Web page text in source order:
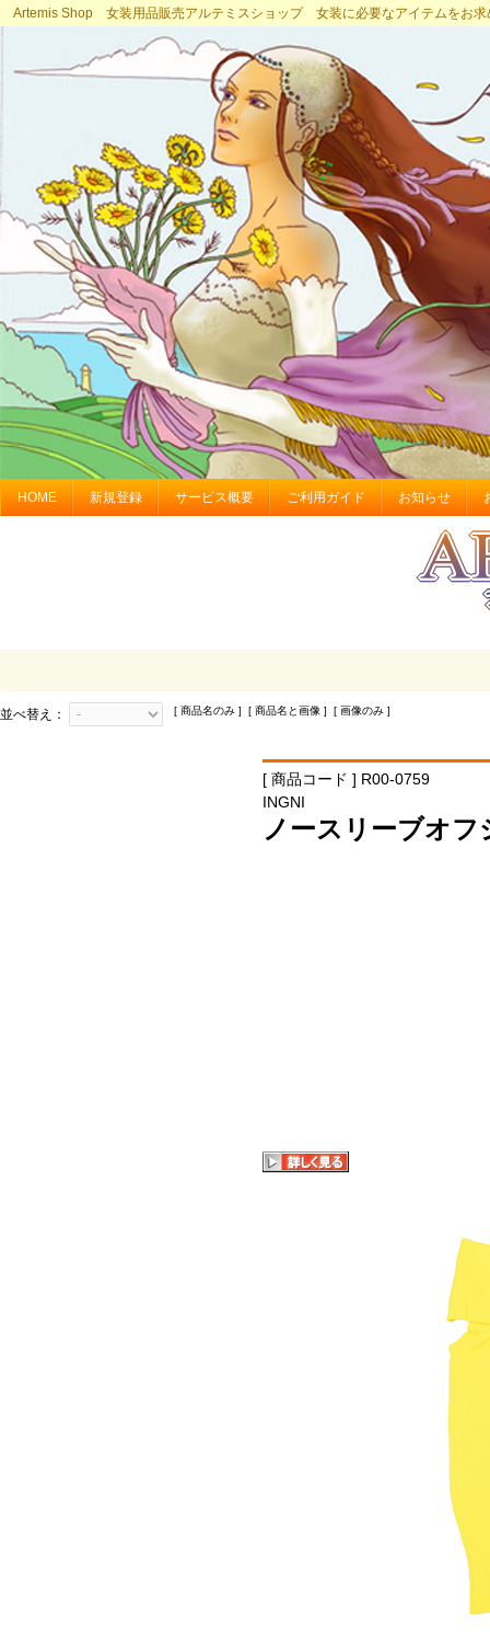
Artemis Shop 女装用品販売アルテミスショップ 女装に必要なアイテムをお求
HOME 新規登録 サービス概要 ご利用ガイド お知らせ
並べ替え： [ 商品名のみ ] [ 商品名と画像 ] [ 画像のみ ]
[ 商品コード ] R00-0759
INGNI
ノースリーブオ